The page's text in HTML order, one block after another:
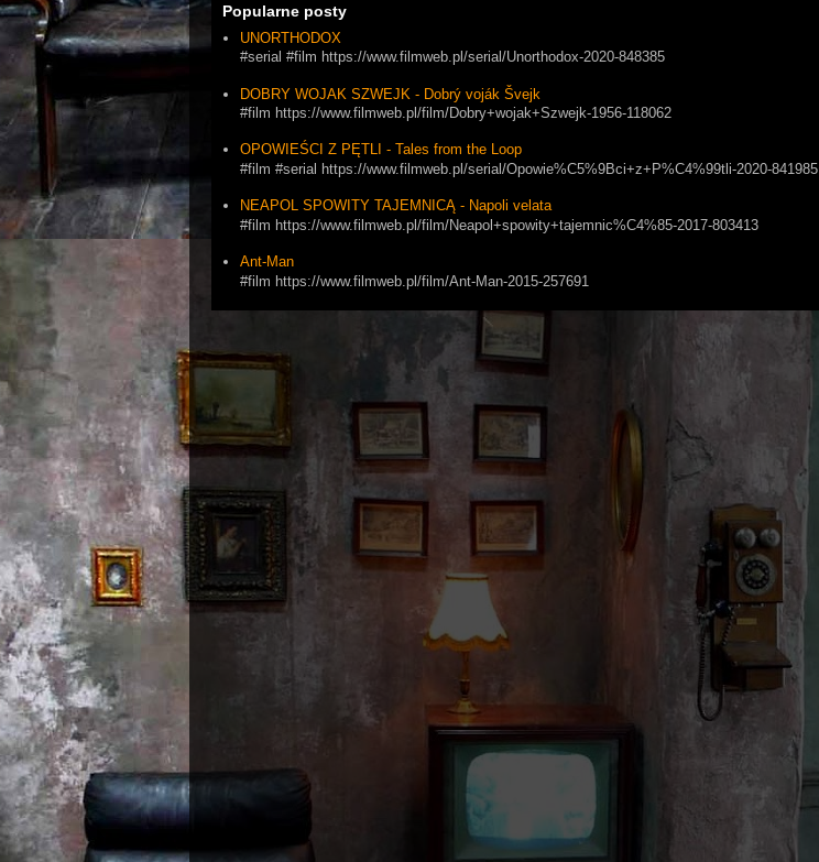
Popularne posty
UNORTHODOX
#serial #film https://www.filmweb.pl/serial/Unorthodox-2020-848385
DOBRY WOJAK SZWEJK - Dobrý voják Švejk
#film https://www.filmweb.pl/film/Dobry+wojak+Szwejk-1956-118062
OPOWIEŚCI Z PĘTLI - Tales from the Loop
#film #serial https://www.filmweb.pl/serial/Opowie%C5%9Bci+z+P%C4%99tli-2020-841985
NEAPOL SPOWITY TAJEMNICĄ - Napoli velata
#film https://www.filmweb.pl/film/Neapol+spowity+tajemnic%C4%85-2017-803413
Ant-Man
#film https://www.filmweb.pl/film/Ant-Man-2015-257691